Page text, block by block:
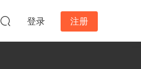
登录 注册